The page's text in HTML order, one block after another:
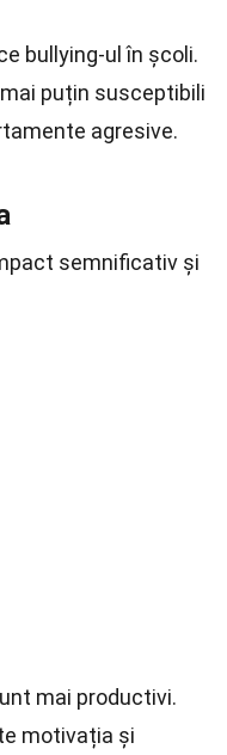
bullying-ul în școli.
puțin susceptibili
agresive.
semnificativ și
mai productivi.
motivația și